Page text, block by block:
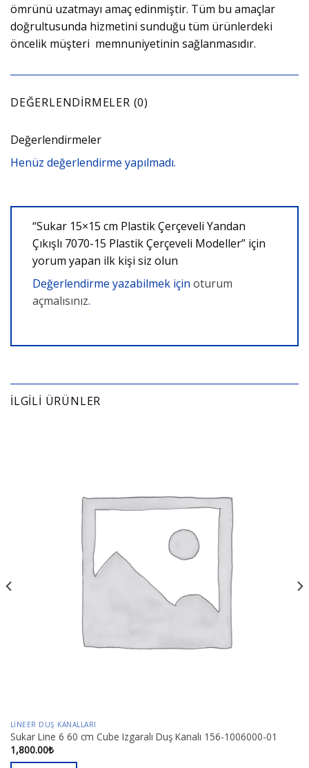
ömrünü uzatmayı amaç edinmiştir. Tüm bu amaçlar
doğrultusunda hizmetini sunduğu tüm ürünlerdeki
öncelik müşteri memnuniyetinin sağlanmasıdır.
DEĞERLENDIRMELER (0)
Değerlendirmeler
Henüz değerlendirme yapılmadı.
“Sukar 15×15 cm Plastik Çerçeveli Yandan
Çıkışlı 7070-15 Plastik Çerçeveli Modeller” için
yorum yapan ilk kişi siz olun
Değerlendirme yazabilmek için oturum
açmalısınız.
İLGILI ÜRÜNLER
LINEER DUŞ KANALLARI
Sukar Line 6 60 cm Cube Izgaralı Duş Kanalı 156-1006000-01
1,800.00₺